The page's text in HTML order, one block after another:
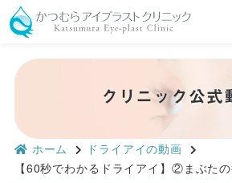
クリニック公式
ホーム
ドライアイの動画
【60秒でわかるドライアイ】②まぶた